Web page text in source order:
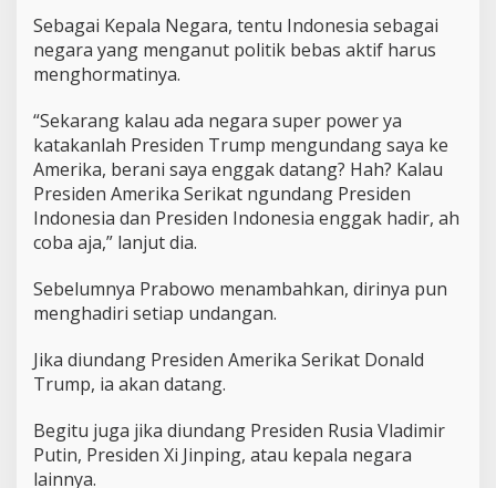
Sebagai Kepala Negara, tentu Indonesia sebagai
negara yang menganut politik bebas aktif harus
menghormatinya.
“Sekarang kalau ada negara super power ya
katakanlah Presiden Trump mengundang saya ke
Amerika, berani saya enggak datang? Hah? Kalau
Presiden Amerika Serikat ngundang Presiden
Indonesia dan Presiden Indonesia enggak hadir, ah
coba aja,” lanjut dia.
Sebelumnya Prabowo menambahkan, dirinya pun
menghadiri setiap undangan.
Jika diundang Presiden Amerika Serikat Donald
Trump, ia akan datang.
Begitu juga jika diundang Presiden Rusia Vladimir
Putin, Presiden Xi Jinping, atau kepala negara
lainnya.